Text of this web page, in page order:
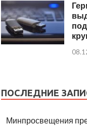
ПОСЛЕДНИЕ
Минпросвещения